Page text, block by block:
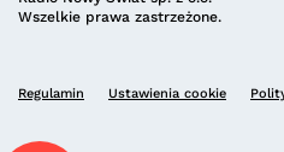
Wszelkie prawa zastrzeżone.
Regulamin Ustawienia cookie